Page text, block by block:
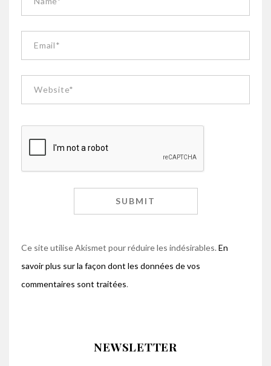
Ce site utilise Akismet pour réduire les indésirables.En
savoir plus sur la façon dont les données de vos
commentaires sont traitées.
NEWSLETTER